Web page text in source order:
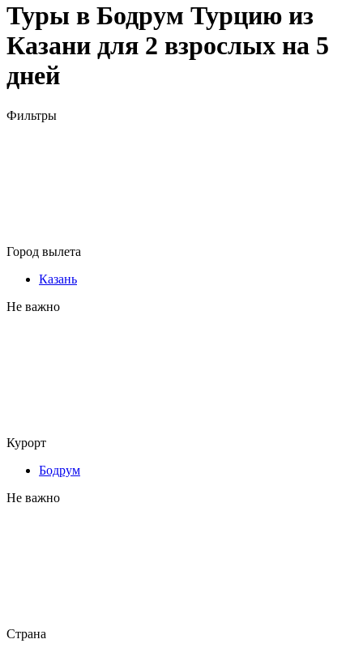
Туры в Бодрум Турцию из
Казани для 2 взрослых на 5
дней
Фильтры
Город вылета
Казань
Не важно
Курорт
Бодрум
Не важно
Страна